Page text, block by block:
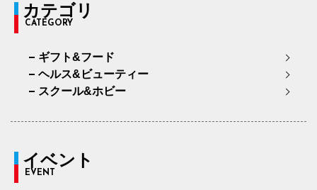
カテゴリ
CATEGORY
ギフト&フード
ヘルス&ビューティー
スクール&ホビー
イベント
EVENT